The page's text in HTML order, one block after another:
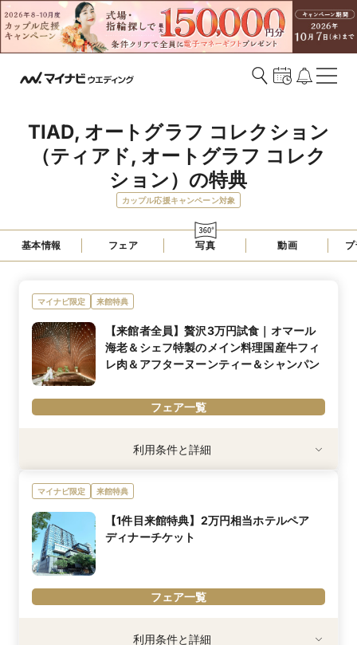
TIAD, オートグラフ コレクション
（ティアド, オートグラフ コレク
ション）の特典
カップル応援キャンペーン対象
基本情報 フェア 写真 動画
マイナビ限定 来館特典
【来館者全員】贅沢3万円試食｜オマール
海老＆シェフ特製のメイン料理国産牛フィ
レ肉＆アフターヌーンティー＆シャンパン
フェア一覧
※新郎新婦のおふたりでご来館のカップル/30名以上のご結婚式を
しくはお問い合わせくださいませ。
内容詳細
【ご来館者全員】
贅沢3万円試食｜オマール海老＆シェフ特製のメイン料理国産牛
フィレ肉＆アフターヌーンティー＆シャンパン2名様分プレゼント
※新郎新婦のふたりで来館／30名以上の結婚式／見学日から2年以
※「マイナビ限定特典」は、マイナビウエディング経由で会場の見
利用条件と詳細
マイナビ限定 来館特典
【1件目来館特典】2万円相当ホテルペア
ディナーチケット
フェア一覧
利用条件と詳細